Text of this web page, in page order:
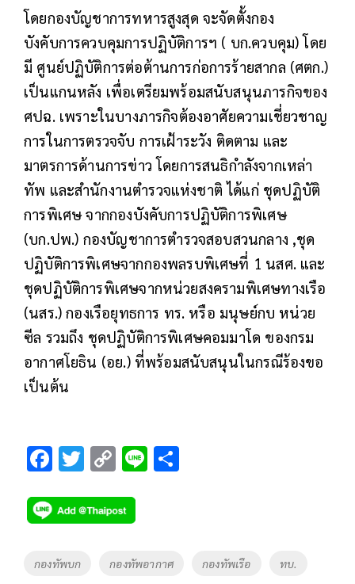
โดยกองบัญชาการทหารสูงสุด จะจัดตั้งกอง
บังคับการควบคุมการปฏิบัติการฯ ( บก.ควบคุม) โดย
มี ศูนย์ปฏิบัติการต่อต้านการก่อการร้ายสากล (ศตก.)
เป็นแกนหลัง เพื่อเตรียมพร้อมสนับสนุนภารกิจของ
ศปฉ. เพราะในบางภารกิจต้องอาศัยความเชี่ยวชาญ
การในการตรวจจับ การเฝ้าระวัง ติดตาม และ
มาตรการด้านการข่าว โดยการสนธิกำลังจากเหล่า
ทัพ และสำนักงานตำรวจแห่งชาติ ได้แก่ ชุดปฏิบัติ
การพิเศษ จากกองบังคับการปฏิบัติการพิเศษ
(บก.ปพ.) กองบัญชาการตำรวจสอบสวนกลาง ,ชุด
ปฏิบัติการพิเศษจากกองพลรบพิเศษที่ 1 นสศ. และ
ชุดปฏิบัติการพิเศษจากหน่วยสงครามพิเศษทางเรือ
(นสร.) กองเรือยุทธการ ทร. หรือ มนุษย์กบ หน่วย
ซีล รวมถึง ชุดปฏิบัติการพิเศษคอมมาโด ของกรม
อากาศโยธิน (อย.) ที่พร้อมสนับสนุนในกรณีร้องขอ
เป็นต้น
F
e
b
o
T
tt
er
C
p
y
Li
Li
Tags
กองทัพบก กองทัพอากาศ กองทัพเรือ ทบ.